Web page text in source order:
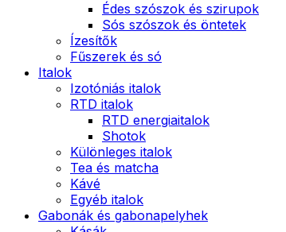
Édes szószok és szirupok
Sós szószok és öntetek
Ízesítők
Fűszerek és só
Italok
Izotóniás italok
RTD italok
RTD energiaitalok
Shotok
Különleges italok
Tea és matcha
Kávé
Egyéb italok
Gabonák és gabonapelyhek